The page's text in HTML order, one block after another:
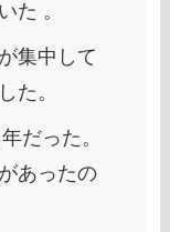
た 。
集中して
た。
だった。
あったの